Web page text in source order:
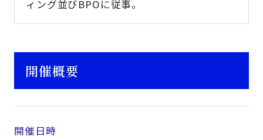
ィング並びBPOに従事。
開催概要
開催日時